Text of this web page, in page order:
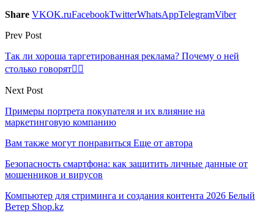
Share VKOK.ruFacebookTwitterWhatsAppTelegramViber
Prev Post
Так ли хороша таргетированная реклама? Почему о ней
столько говорят🤷‍♂️
Next Post
Примеры портрета покупателя и их влияние на
маркетинговую компанию
Вам также могут понравиться Еще от автора
Безопасность смартфона: как защитить личные данные от
мошенников и вирусов
Компьютер для стриминга и создания контента 2026 Белый
Ветер Shop.kz